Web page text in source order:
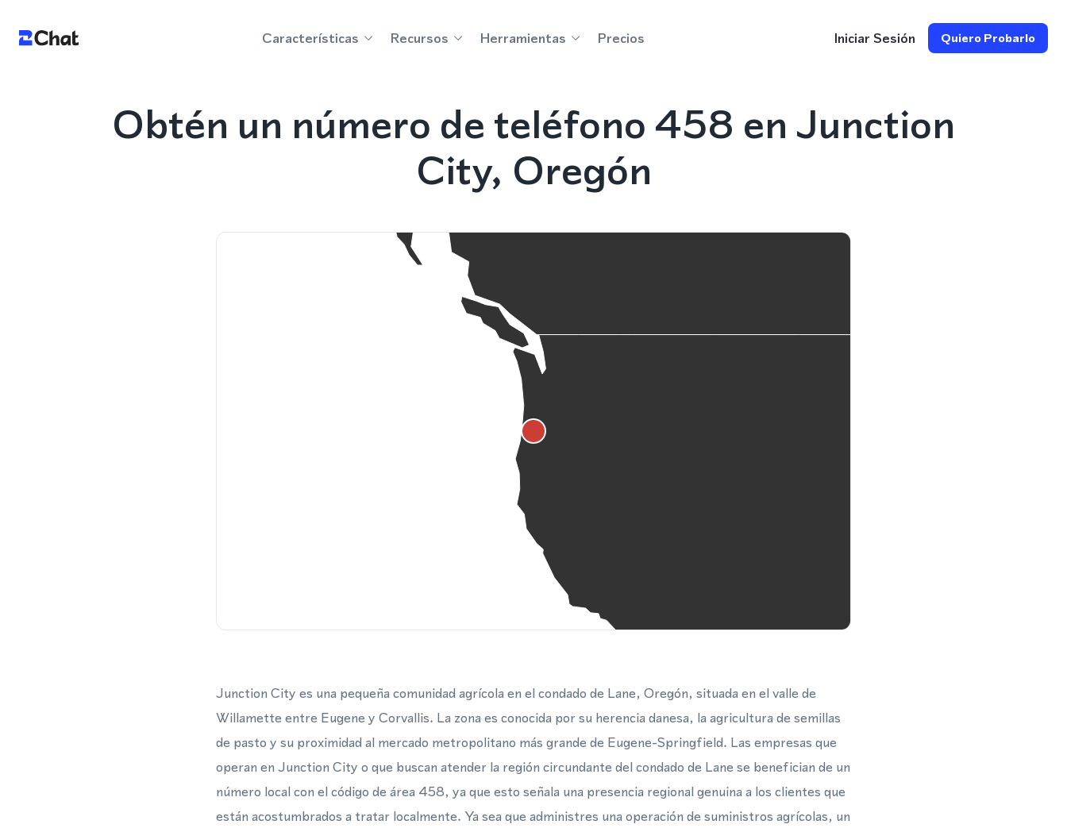
Características Recursos Herramientas Precios Iniciar Sesión Quiero Probarlo
Obtén un número de teléfono 458 en Junction
City, Oregón
Junction City es una pequeña comunidad agrícola en el condado de Lane, Oregón, situada en el valle de
Willamette entre Eugene y Corvallis. La zona es conocida por su herencia danesa, la agricultura de semillas
de pasto y su proximidad al mercado metropolitano más grande de Eugene-Springfield. Las empresas que
operan en Junction City o que buscan atender la región circundante del condado de Lane se benefician de un
número local con el código de área 458, ya que esto señala una presencia regional genuina a los clientes que
están acostumbrados a tratar localmente. Ya sea que administres una operación de suministros agrícolas, un